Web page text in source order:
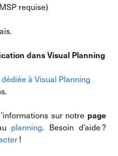
requise)
dans Visual Planning
à Visual Planning
sur notre page
planning. Besoin d’aide ?
!